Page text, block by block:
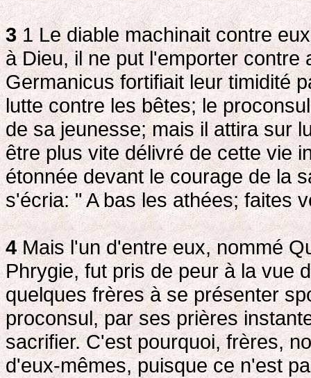
31 Le diable machinait contre
à Dieu, il ne put l'emporter
Germanicus fortifiait leur timidité
lutte contre les bêtes; le
de sa jeunesse; mais il attira sur
être plus vite délivré de cette vie
étonnée devant le courage de la
s'écria: " A bas les athées; faites
4Mais l'un d'entre eux, nommé
Phrygie, fut pris de peur à la vue
quelques frères à se présenter
proconsul, par ses prières
sacrifier. C'est pourquoi, frères,
d'eux-mêmes, puisque ce n'est